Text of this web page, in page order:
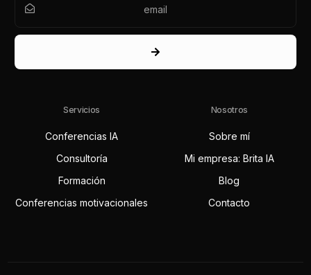
Servicios
Conferencias IA
Consultoría
Formación
Conferencias motivacionales
Nosotros
Sobre mí
Mi empresa: Brita IA
Blog
Contacto